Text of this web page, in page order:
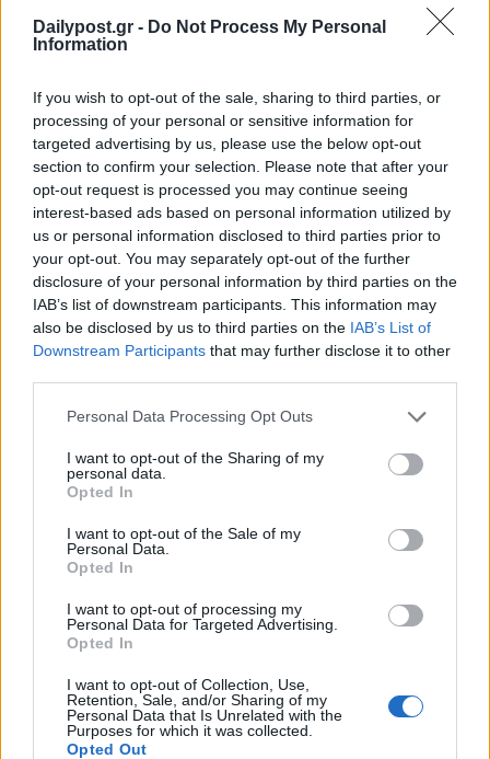
Dailypost.gr - Do Not Process My Personal
Information
If you wish to opt-out of the sale, sharing to third parties, or
processing of your personal or sensitive information for
targeted advertising by us, please use the below opt-out
section to confirm your selection. Please note that after your
opt-out request is processed you may continue seeing
interest-based ads based on personal information utilized by
us or personal information disclosed to third parties prior to
your opt-out. You may separately opt-out of the further
disclosure of your personal information by third parties on the
IAB’s list of downstream participants. This information may
also be disclosed by us to third parties on the IAB’s List of
Downstream Participants that may further disclose it to other
Personal Data Processing Opt Outs
I want to opt-out of the Sharing of my
personal data.
Opted In
I want to opt-out of the Sale of my
Personal Data.
Opted In
I want to opt-out of processing my
Personal Data for Targeted Advertising.
Opted In
I want to opt-out of Collection, Use,
Retention, Sale, and/or Sharing of my
Personal Data that Is Unrelated with the
Purposes for which it was collected.
Opted Out